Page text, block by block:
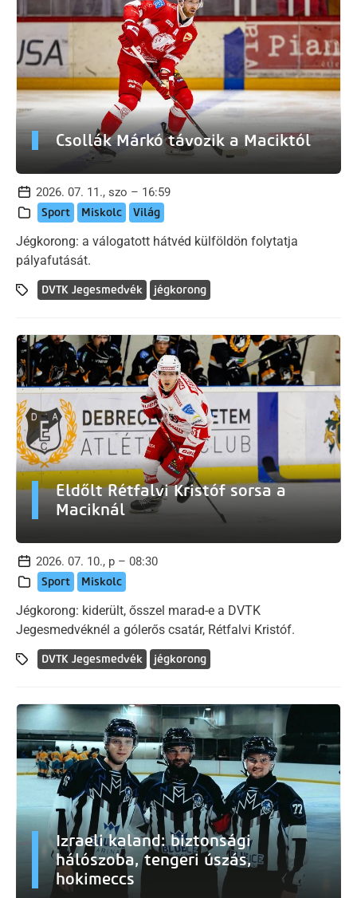
Csollák Márkó távozik a Maciktól
2026. 07. 11., szo – 16:59
Sport Miskolc Világ
Jégkorong: a válogatott hátvéd külföldön folytatja
pályafutását.
DVTK Jegesmedvék jégkorong
Eldőlt Rétfalvi Kristóf sorsa a
Maciknál
2026. 07. 10., p – 08:30
Sport Miskolc
Jégkorong: kiderült, ősszel marad-e a DVTK
Jegesmedvéknél a gólerős csatár, Rétfalvi Kristóf.
DVTK Jegesmedvék jégkorong
Izraeli kaland: biztonsági
hálószoba, tengeri úszás,
hokimeccs